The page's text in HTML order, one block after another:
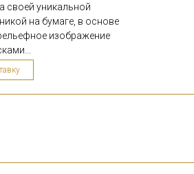
своей уникальной
на бумаге, в основе
изображение
20А, YOLKA art
только
записи
организацией в России.